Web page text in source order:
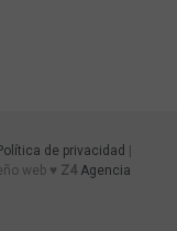
de privacidad
web ♥ Z4 Agencia